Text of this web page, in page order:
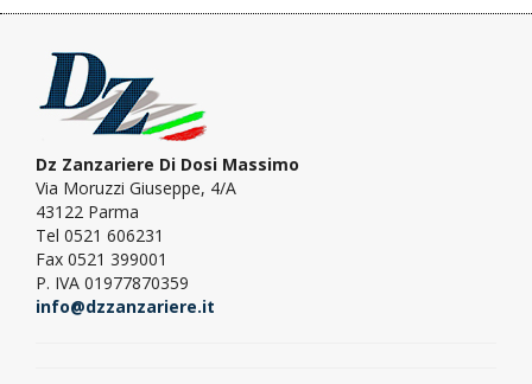
Dz Zanzariere Di Dosi Massimo
Via Moruzzi Giuseppe, 4/A
43122 Parma
Tel 0521 606231
Fax 0521 399001
P. IVA 01977870359
info@dzzanzariere.it